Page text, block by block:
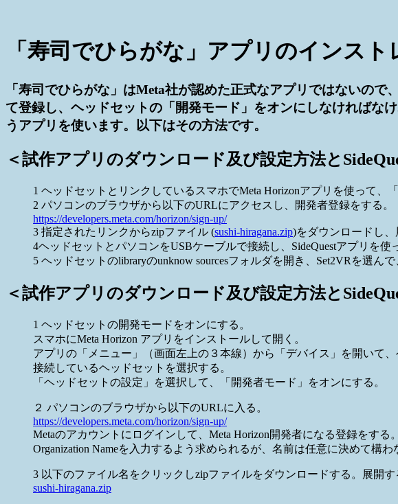
「寿司でひらがな」アプリのインス
「寿司でひらがな」はMeta社が認めた正式なアプリではないの
て登録し、ヘッドセットの「開発モード」をオンにしなければな
うアプリを使います。以下はその方法です。
＜試作アプリのダウンロード及び設定方法と
1 ヘッドセットとリンクしているスマホでMeta Horizonアプリを使って、
2 パソコンのブラウザから以下のURLにアクセスし、開発者登録をする。
https://developers.meta.com/horizon/sign-up/
3 指定されたリンクからzipファイル (sushi-hiragana.zip)をダウンロードし、
4ヘッドセットとパソコンをUSBケーブルで接続し、SideQuestアプリを使
5 ヘッドセットのlibraryのunknow sourcesフォルダを開き、Set2VRを選んで
＜試作アプリのダウンロード及び設定方法と
1 ヘッドセットの開発モードをオンにする。
スマホにMeta Horizon アプリをインストールして開く。
アプリの「メニュー」（画面左上の３本線）から「デバイス」を開いて
接続しているヘッドセットを選択する。
「ヘッドセットの設定」を選択して、「開発者モード」をオンにする。
２ パソコンのブラウザから以下のURLに入る。
https://developers.meta.com/horizon/sign-up/
Metaのアカウントにログインして、Meta Horizon開発者になる登録をする。
Organization Nameを入力するよう求められるが、名前は任意に決めて構
3 以下のファイル名をクリックしzipファイルをダウンロードする。展開す
sushi-hiragana.zip